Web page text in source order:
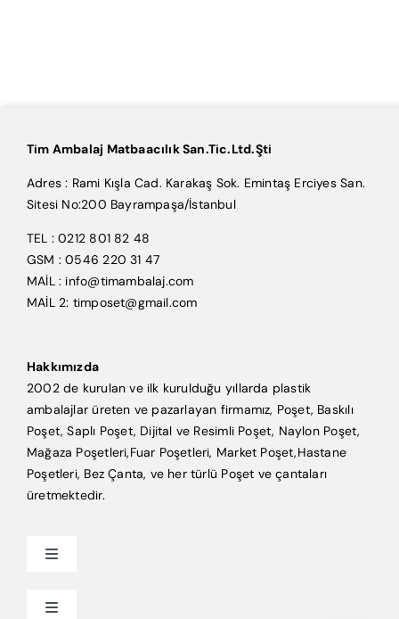
Tim Ambalaj Matbaacılık San.Tic.Ltd.Şti
Adres : Rami Kışla Cad. Karakaş Sok. Emintaş Erciyes San.
Sitesi No:200 Bayrampaşa/İstanbul
TEL : 0212 801 82 48
GSM : 0546 220 31 47
MAİL : info@timambalaj.com
MAİL 2: timposet@gmail.com
Hakkımızda
2002 de kurulan ve ilk kurulduğu yıllarda plastik
ambalajlar üreten ve pazarlayan firmamız, Poşet, Baskılı
Poşet, Saplı Poşet, Dijital ve Resimli Poşet, Naylon Poşet,
Mağaza Poşetleri,Fuar Poşetleri, Market Poşet,Hastane
Poşetleri, Bez Çanta, ve her türlü Poşet ve çantaları
üretmektedir.
Toggle
Anasayfa